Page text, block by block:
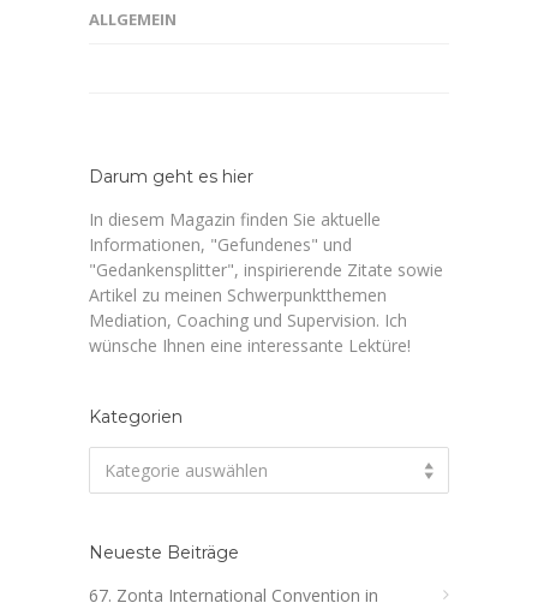
ALLGEMEIN
Darum geht es hier
In diesem Magazin finden Sie aktuelle
Informationen, "Gefundenes" und
"Gedankensplitter", inspirierende Zitate sowie
Artikel zu meinen Schwerpunktthemen
Mediation, Coaching und Supervision. Ich
wünsche Ihnen eine interessante Lektüre!
Kategorien
Kategorie auswählen
Neueste Beiträge
67. Zonta International Convention in